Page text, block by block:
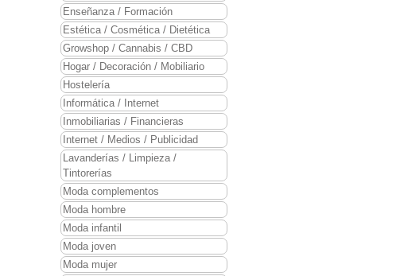
Enseñanza / Formación
Estética / Cosmética / Dietética
Growshop / Cannabis / CBD
Hogar / Decoración / Mobiliario
Hostelería
Informática / Internet
Inmobiliarias / Financieras
Internet / Medios / Publicidad
Lavanderías / Limpieza /
Tintorerías
Moda complementos
Moda hombre
Moda infantil
Moda joven
Moda mujer